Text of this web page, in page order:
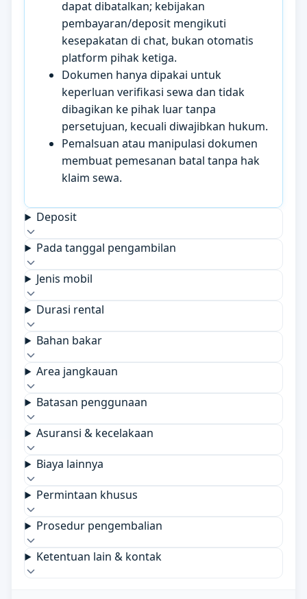
dapat dibatalkan; kebijakan
pembayaran/deposit mengikuti
kesepakatan di chat, bukan otomatis
platform pihak ketiga.
Dokumen hanya dipakai untuk
keperluan verifikasi sewa dan tidak
dibagikan ke pihak luar tanpa
persetujuan, kecuali diwajibkan hukum.
Pemalsuan atau manipulasi dokumen
membuat pemesanan batal tanpa hak
klaim sewa.
Deposit
Pada tanggal pengambilan
Jenis mobil
Durasi rental
Bahan bakar
Area jangkauan
Batasan penggunaan
Asuransi & kecelakaan
Biaya lainnya
Permintaan khusus
Prosedur pengembalian
Ketentuan lain & kontak